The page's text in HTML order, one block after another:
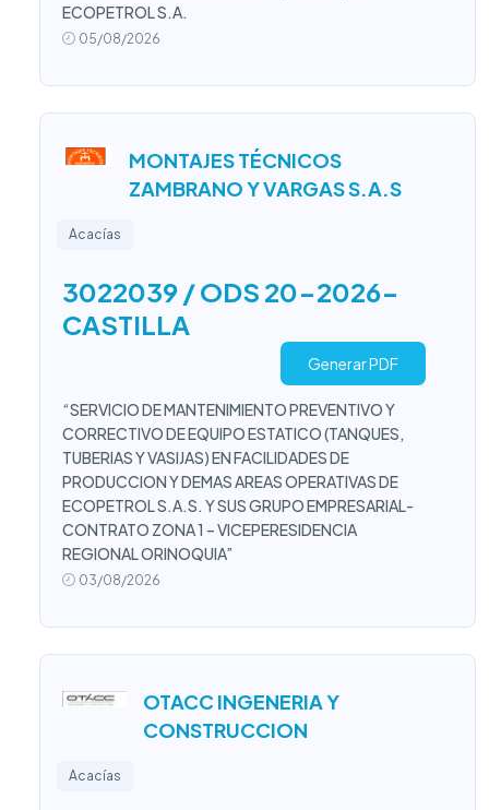
ECOPETROL S.A.
05/08/2026
MONTAJES TÉCNICOS
ZAMBRANO Y VARGAS S.A.S
Acacías
3022039 / ODS 20-2026-
CASTILLA
Generar PDF
“SERVICIO DE MANTENIMIENTO PREVENTIVO Y
CORRECTIVO DE EQUIPO ESTATICO (TANQUES,
TUBERIAS Y VASIJAS) EN FACILIDADES DE
PRODUCCION Y DEMAS AREAS OPERATIVAS DE
ECOPETROL S.A.S. Y SUS GRUPO EMPRESARIAL-
CONTRATO ZONA 1 – VICEPERESIDENCIA
REGIONAL ORINOQUIA”
03/08/2026
OTACC INGENERIA Y
CONSTRUCCION
Acacías